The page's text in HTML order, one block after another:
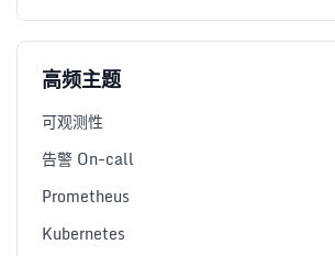
高频主题
可观测性
告警 On-call
Prometheus
Kubernetes